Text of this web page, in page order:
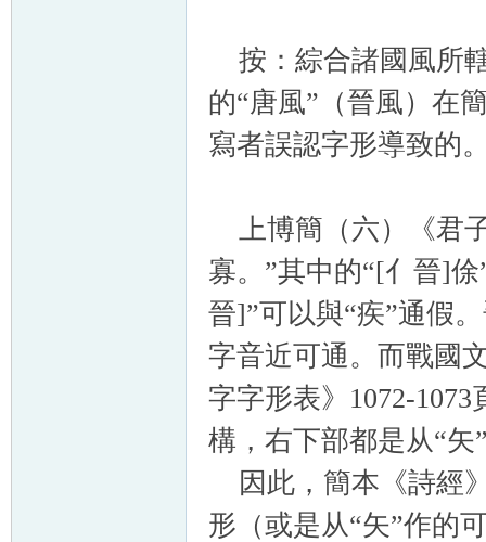
按：綜合諸國風所
的“唐風”（晉風）在
寫者誤認字形導致的
上博簡（六）《君
寡。”其中的“[亻晉]
晉]”可以與“疾”通假
字音近可通。而戰國
字字形表》1072-
構，右下部都是从“矢
因此，簡本《詩經
形（或是从“矢”作的